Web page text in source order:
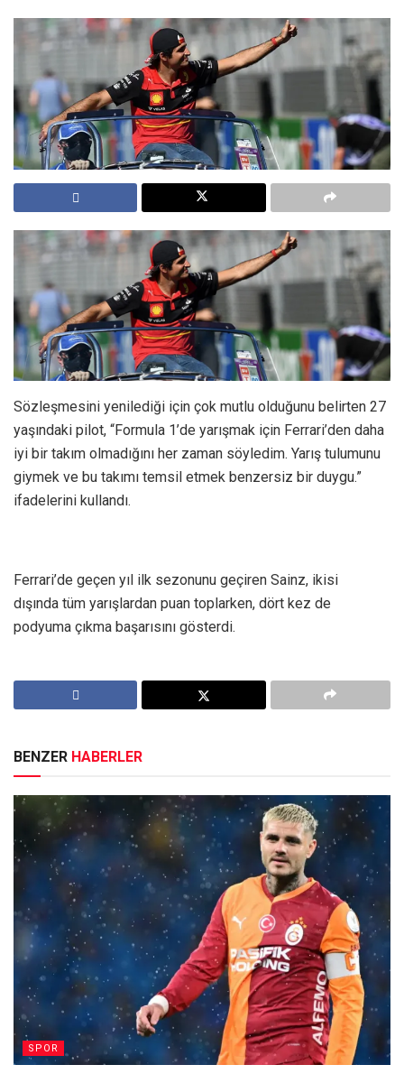
Sözleşmesini yenilediği için çok mutlu olduğunu belirten 27
yaşındaki pilot, “Formula 1’de yarışmak için Ferrari’den daha
iyi bir takım olmadığını her zaman söyledim. Yarış tulumunu
giymek ve bu takımı temsil etmek benzersiz bir duygu.”
ifadelerini kullandı.
Ferrari’de geçen yıl ilk sezonunu geçiren Sainz, ikisi
dışında tüm yarışlardan puan toplarken, dört kez de
podyuma çıkma başarısını gösterdi.
BENZER HABERLER
SPOR